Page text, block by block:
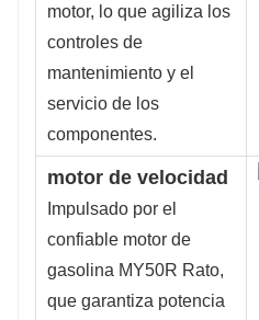
motor, lo que agiliza los
controles de
mantenimiento y el
servicio de los
componentes.
motor de velocidad
Impulsado por el
confiable motor de
gasolina MY50R Rato,
que garantiza potencia